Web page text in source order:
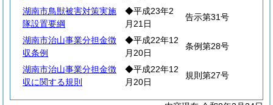
湖南市鳥獣被害対策実施
隊設置要綱
◆平成23年2
月21日
告示第31号
湖南市治山事業分担金徴
収条例
◆平成22年12
月20日
条例第28号
湖南市治山事業分担金徴
収に関する規則
◆平成22年12
月20日
規則第27号